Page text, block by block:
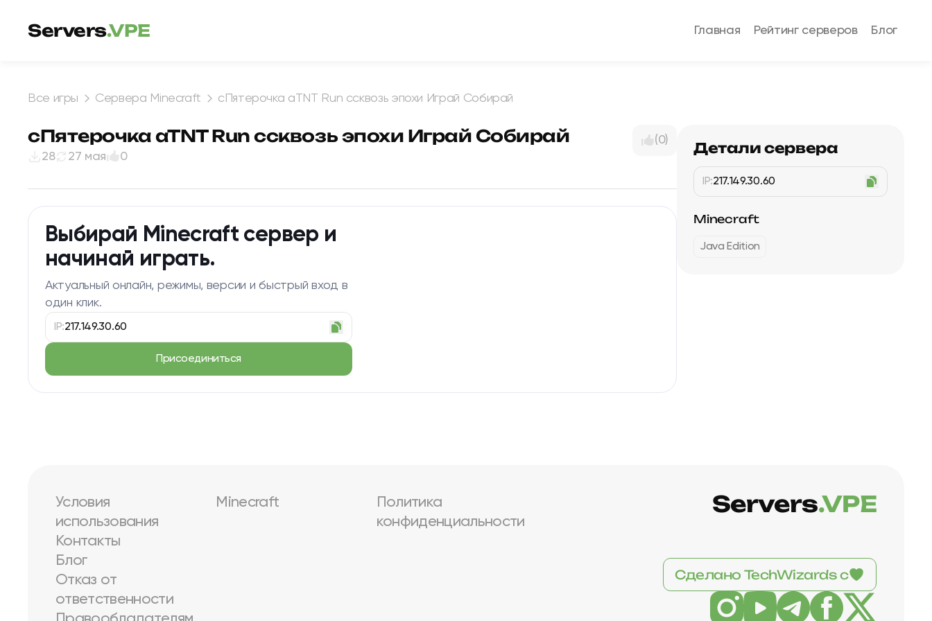
Servers.VPE Главная Рейтинг серверов Блог
Все игры Сервера Minecraft cПятерочка aTNT Run cсквозь эпохи Играй Собирай
cПятерочка aTNT Run cсквозь эпохи Играй Собирай
28 27 мая 0
(0)
Выбирай Minecraft сервер и
начинай играть.
Актуальный онлайн, режимы, версии и быстрый вход в
один клик.
IP:217.149.30.60
Присоединиться
Детали сервера
IP:217.149.30.60
Minecraft
Java Edition
Условия
использования
Контакты
Блог
Отказ от
ответственности
Minecraft
Политика
конфиденциальности
Servers.VPE
Сделано TechWizards с